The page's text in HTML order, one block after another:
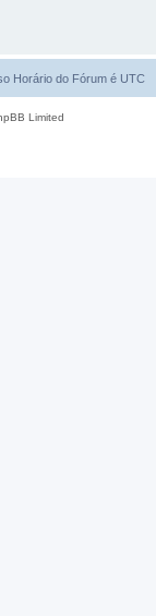
Horário do Fórum é UTC
Limited